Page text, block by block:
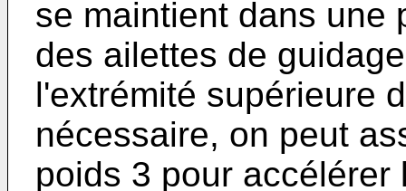
se maintient dans une
des ailettes de
l'extrémité supérieure
nécessaire, on peut
poids 3 pour